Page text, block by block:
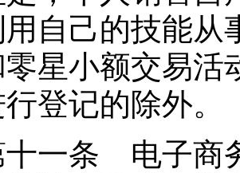
自己的技能从
星小额交易活
登记的除外。
条 电子商务